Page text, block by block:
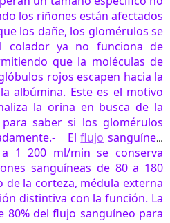
los riñones están afectados
los dañe, los glomérulos se
colador ya no funciona de
que la moléculas de
rojos escapen hacia la
albúmina. Este es el motivo
la orina en busca de la
saber si los glomérulos
Elflujo sanguíneo
1 200 ml/min se conserva
sanguíneas de 80 a 180
de la corteza, médula externa
distintiva con la función. La
80% del flujo sanguíneo para